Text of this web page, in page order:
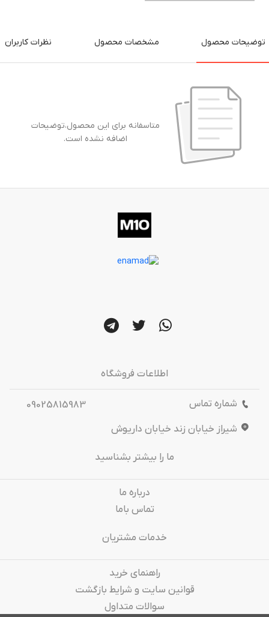
توضیحات محصول مشخصات محصول نظرات کاربران
متاسفانه برای این محصول،توضیحات
اضافه نشده است.
اطلاعات فروشگاه
شماره تماس
09025815983
شیراز خیابان زند خیابان داریوش
ما را بیشتر بشناسید
درباره‌ ما
تماس باما
خدمات مشتریان
راهنمای خرید
قوانین سایت و شرایط بازگشت
سوالات متداول